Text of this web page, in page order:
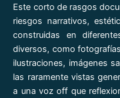
Este corto de rasgos
riesgos narrativos,
construidas en
diversos, como
ilustraciones, imágenes
las raramente vistas
a una voz off que